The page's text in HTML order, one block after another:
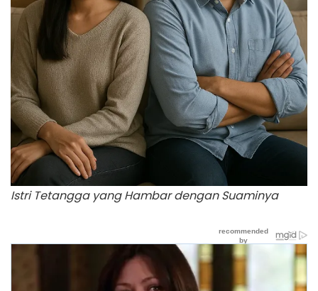
Istri Tetangga yang Hambar dengan Suaminya